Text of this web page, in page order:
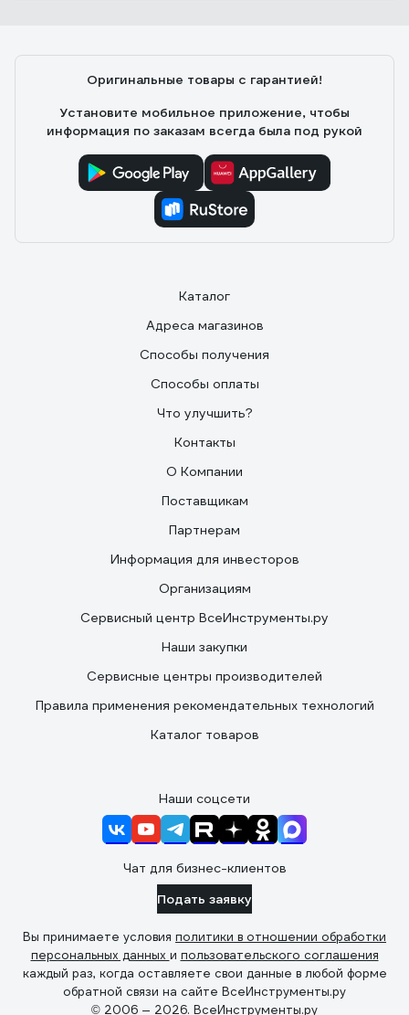
Оригинальные товары с гарантией!
Установите мобильное приложение, чтобы
информация по заказам всегда была под рукой
Каталог
Адреса магазинов
Способы получения
Способы оплаты
Что улучшить?
Контакты
О Компании
Поставщикам
Партнерам
Информация для инвесторов
Организациям
Сервисный центр ВсеИнструменты.ру
Наши закупки
Сервисные центры производителей
Правила применения рекомендательных технологий
Каталог товаров
Наши соцсети
Чат для бизнес-клиентов
Подать заявку
Вы принимаете условия политики в отношении обработки
персональных данных и пользовательского соглашения
каждый раз, когда оставляете свои данные в любой форме
обратной связи на сайте ВсеИнструменты.ру
© 2006 — 2026. ВсеИнструменты.ру